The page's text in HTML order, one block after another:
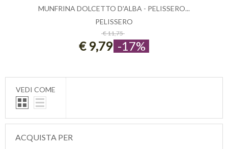
ESAURITO
MUNFRINA DOLCETTO D'ALBA - PELISSERO...
PELISSERO
€ 11,75
€ 9,79 -17%
VEDI COME
ACQUISTA PER